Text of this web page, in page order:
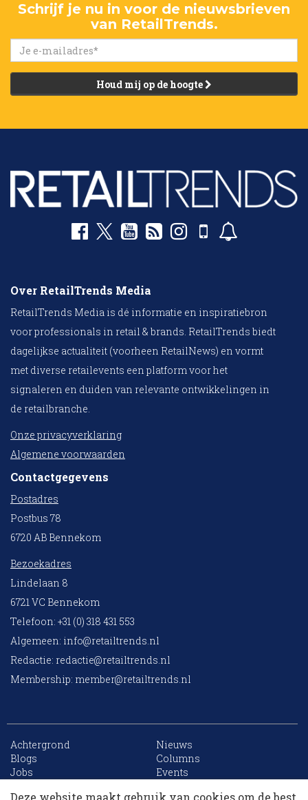
Schrijf je nu in voor de nieuwsbrieven
van RetailTrends.
Houd mij op de hoogte
Over RetailTrends Media
RetailTrends Media is dé informatie en inspiratiebron
voor professionals in retail & brands. RetailTrends biedt
dagelijkse actualiteit (voorheen RetailNews) en vormt
met diverse retailevents een platform voor het
signaleren en duiden van relevante ontwikkelingen in
de retailbranche.
Onze privacyverklaring
Algemene voorwaarden
Contactgegevens
Postadres
Postbus 78
6720 AB Bennekom
Bezoekadres
Lindelaan 8
6721 VC Bennekom
Telefoon: +31 (0) 318 431 553
Algemeen: info@retailtrends.nl
Redactie: redactie@retailtrends.nl
Membership: member@retailtrends.nl
Achtergrond
Nieuws
Blogs
Columns
Jobs
Events
Deze website maakt gebruik van cookies om de best
10 collega’s